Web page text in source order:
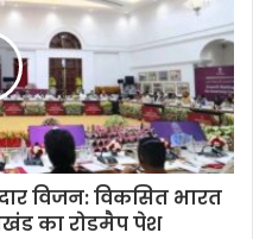
विजन: विकसित भारत
का रोडमैप पेश